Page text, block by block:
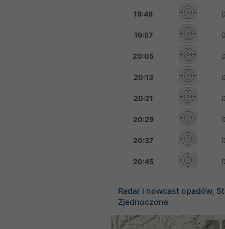
19:49
19:57
20:05
20:13
20:21
20:29
20:37
20:45
Radar i nowcast opadów,
Zjednoczone